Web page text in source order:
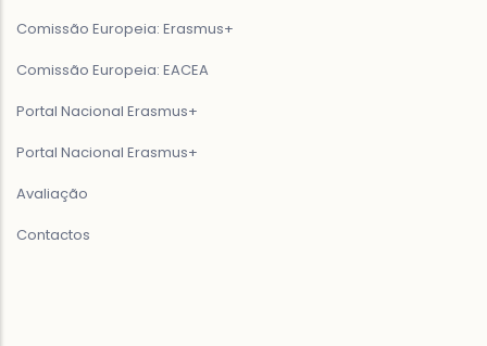
Comissão Europeia: Erasmus+
Comissão Europeia: EACEA
Portal Nacional Erasmus+
Portal Nacional Erasmus+
Avaliação
Contactos